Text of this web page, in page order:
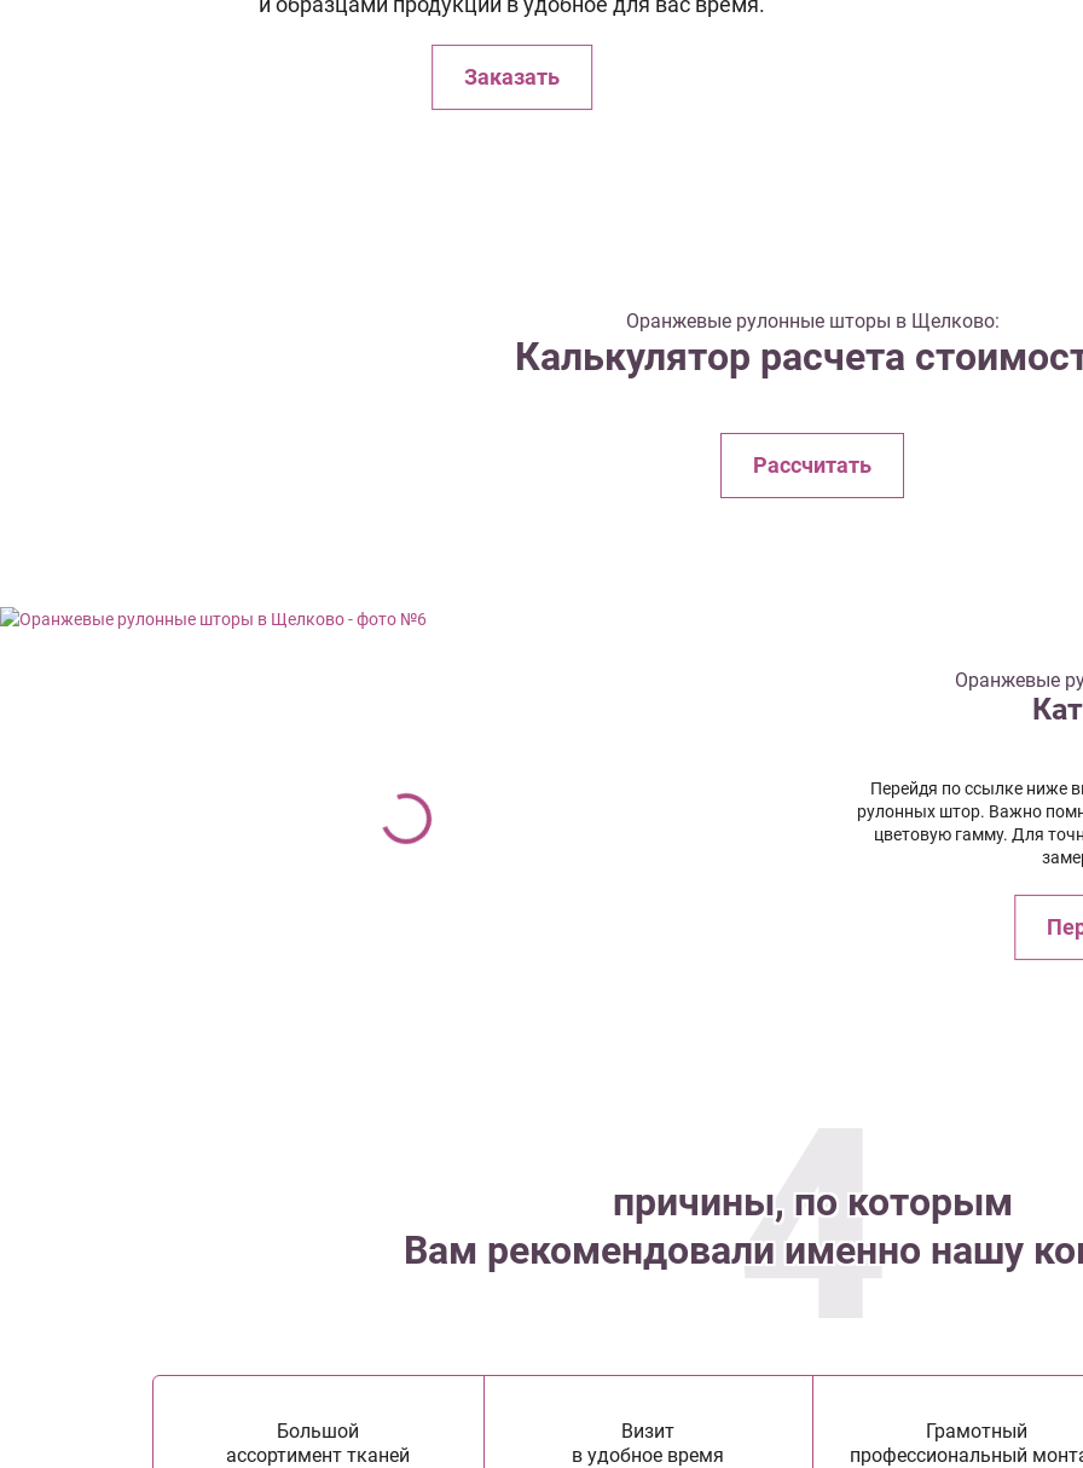
Заказать
Оранжевые рулонные шторы в Щелково:
Калькулятор расчета
Рассчитать
Оранжевые
Перейдя по ссылке ниже
рулонных штор. Важно
цветовую гамму. Для
4
причины, по которым
Вам рекомендовали именно нашу
Большой
ассортимент тканей
Визит
в удобное время
Грамотный
профессиональный